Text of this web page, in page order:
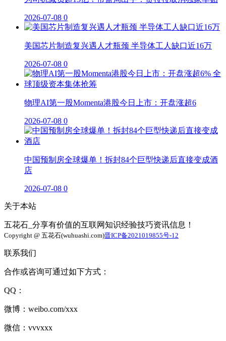
2026-07-08 0
美国芯片制造复兴遇人才瓶颈 半导体工人缺口近16万
2026-07-08 0
物理AI第一股Momenta港股今日上市：开盘涨超6
2026-07-08 0
中国预制房全球爆单！拆封84个巨型快递后直接变成酒
店
2026-07-08 0
关于本站
五花石_分享有价值的互联网知识经验技巧资讯信息！
Copyright @ 五花石(wuhuashi.com)晋ICP备2021019855号-12
联系我们
合作或咨询可通过如下方式：
QQ：
微博：weibo.com/xxx
微信：vvvxxx